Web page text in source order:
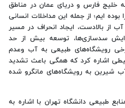
خلیج فارس و دریای عمان در مناطق
ایم؛ از جمله این مداخلات انسانی
از بالادست، ایجاد انحراف در مسیر
سدسازی‌ها، توسعه بیش از حد
رویشگاه‌های طبیعی به آب وعدم
اشاره کرد که همگی باعث تشدید
شیرین به رویشگاه‌های مانگرو شده
طبیعی دانشگاه تهران با اشاره به